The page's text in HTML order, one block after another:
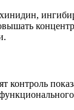
контроль